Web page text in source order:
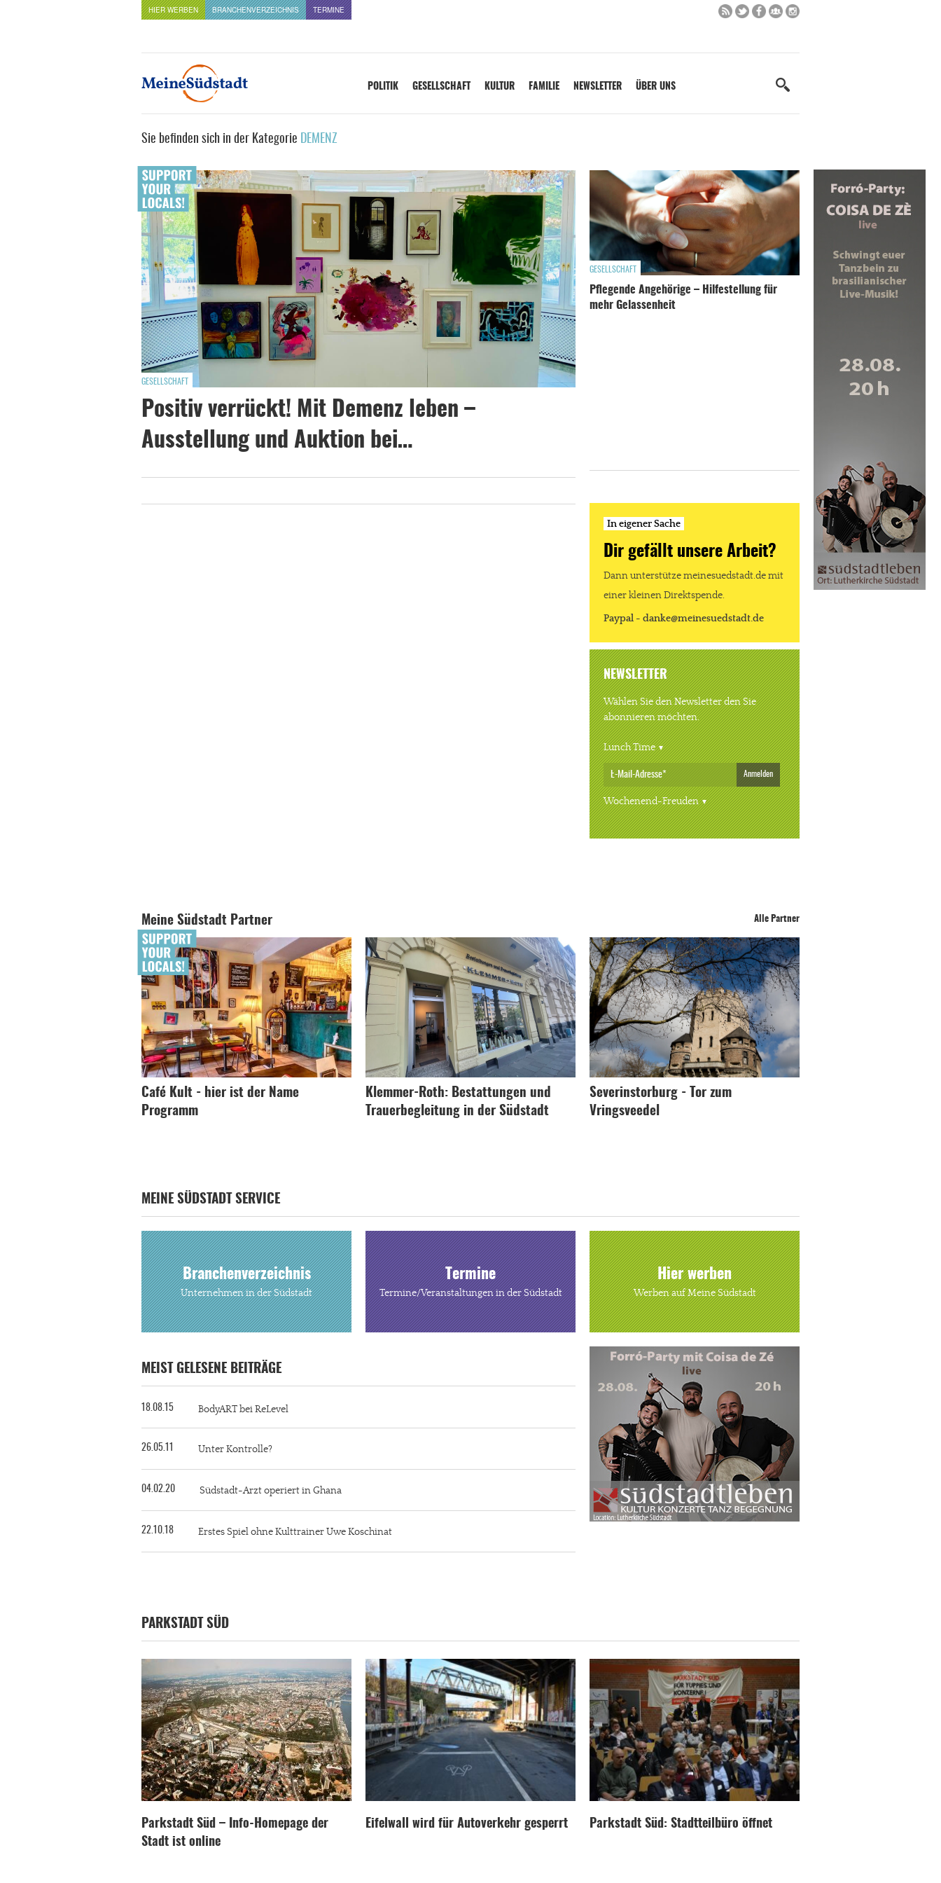
HIER WERBEN BRANCHENVERZEICHNIS TERMINE
POLITIK GESELLSCHAFT KULTUR FAMILIE NEWSLETTER ÜBER UNS
Sie befinden sich in der Kategorie DEMENZ
GESELLSCHAFT
Positiv verrückt! Mit Demenz leben –
Ausstellung und Auktion bei…
GESELLSCHAFT
Pflegende Angehörige – Hilfestellung für
mehr Gelassenheit
In eigener Sache
Dir gefällt unsere Arbeit?
Dann unterstütze meinesuedstadt.de mit
einer kleinen Direktspende.
Paypal - danke@meinesuedstadt.de
NEWSLETTER
Wählen Sie den Newsletter den Sie
abonnieren möchten.
Lunch Time
Anmelden
Wochenend-Freuden
Meine Südstadt Partner Alle Partner
Café Kult - hier ist der Name
Programm
Klemmer-Roth: Bestattungen und
Trauerbegleitung in der Südstadt
Severinstorburg - Tor zum
Vringsveedel
MEINE SÜDSTADT SERVICE
Branchenverzeichnis
Unternehmen in der Südstadt
Termine
Termine/Veranstaltungen in der Südstadt
Hier werben
Werben auf Meine Südstadt
MEIST GELESENE BEITRÄGE
18.08.15 BodyART bei ReLevel
26.05.11 Unter Kontrolle?
04.02.20 Südstadt-Arzt operiert in Ghana
22.10.18 Erstes Spiel ohne Kulttrainer Uwe Koschinat
PARKSTADT SÜD
Parkstadt Süd – Info-Homepage der
Stadt ist online
Eifelwall wird für Autoverkehr gesperrt Parkstadt Süd: Stadtteilbüro öffnet